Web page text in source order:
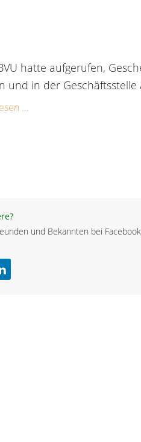
hatte aufgerufen,
und in der Geschäftsstelle
…
und Bekannten bei